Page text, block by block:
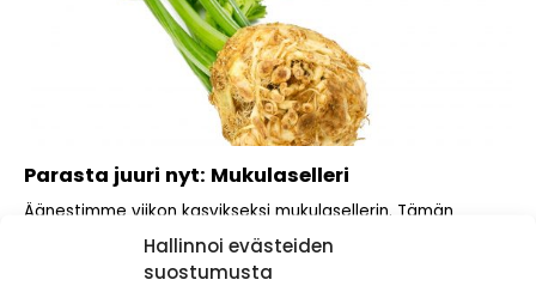
Hallinnoi evästeiden
suostumusta
Parasta juuri nyt: Mukulaselleri
Äänestimme viikon kasvikseksi mukulasellerin. Tämän
rosoisen mukulan jäännöksiä on löydetty egyptiläisistä
haudoista ja meille...